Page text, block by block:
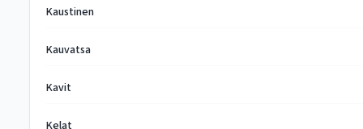
Kaustinen
Kauvatsa
Kavit
Kelat